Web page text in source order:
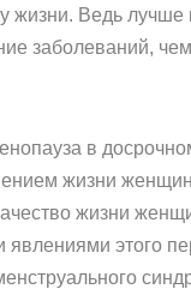
жизни. Ведь лучше
заболеваний,
в
жизни
жизни
этого